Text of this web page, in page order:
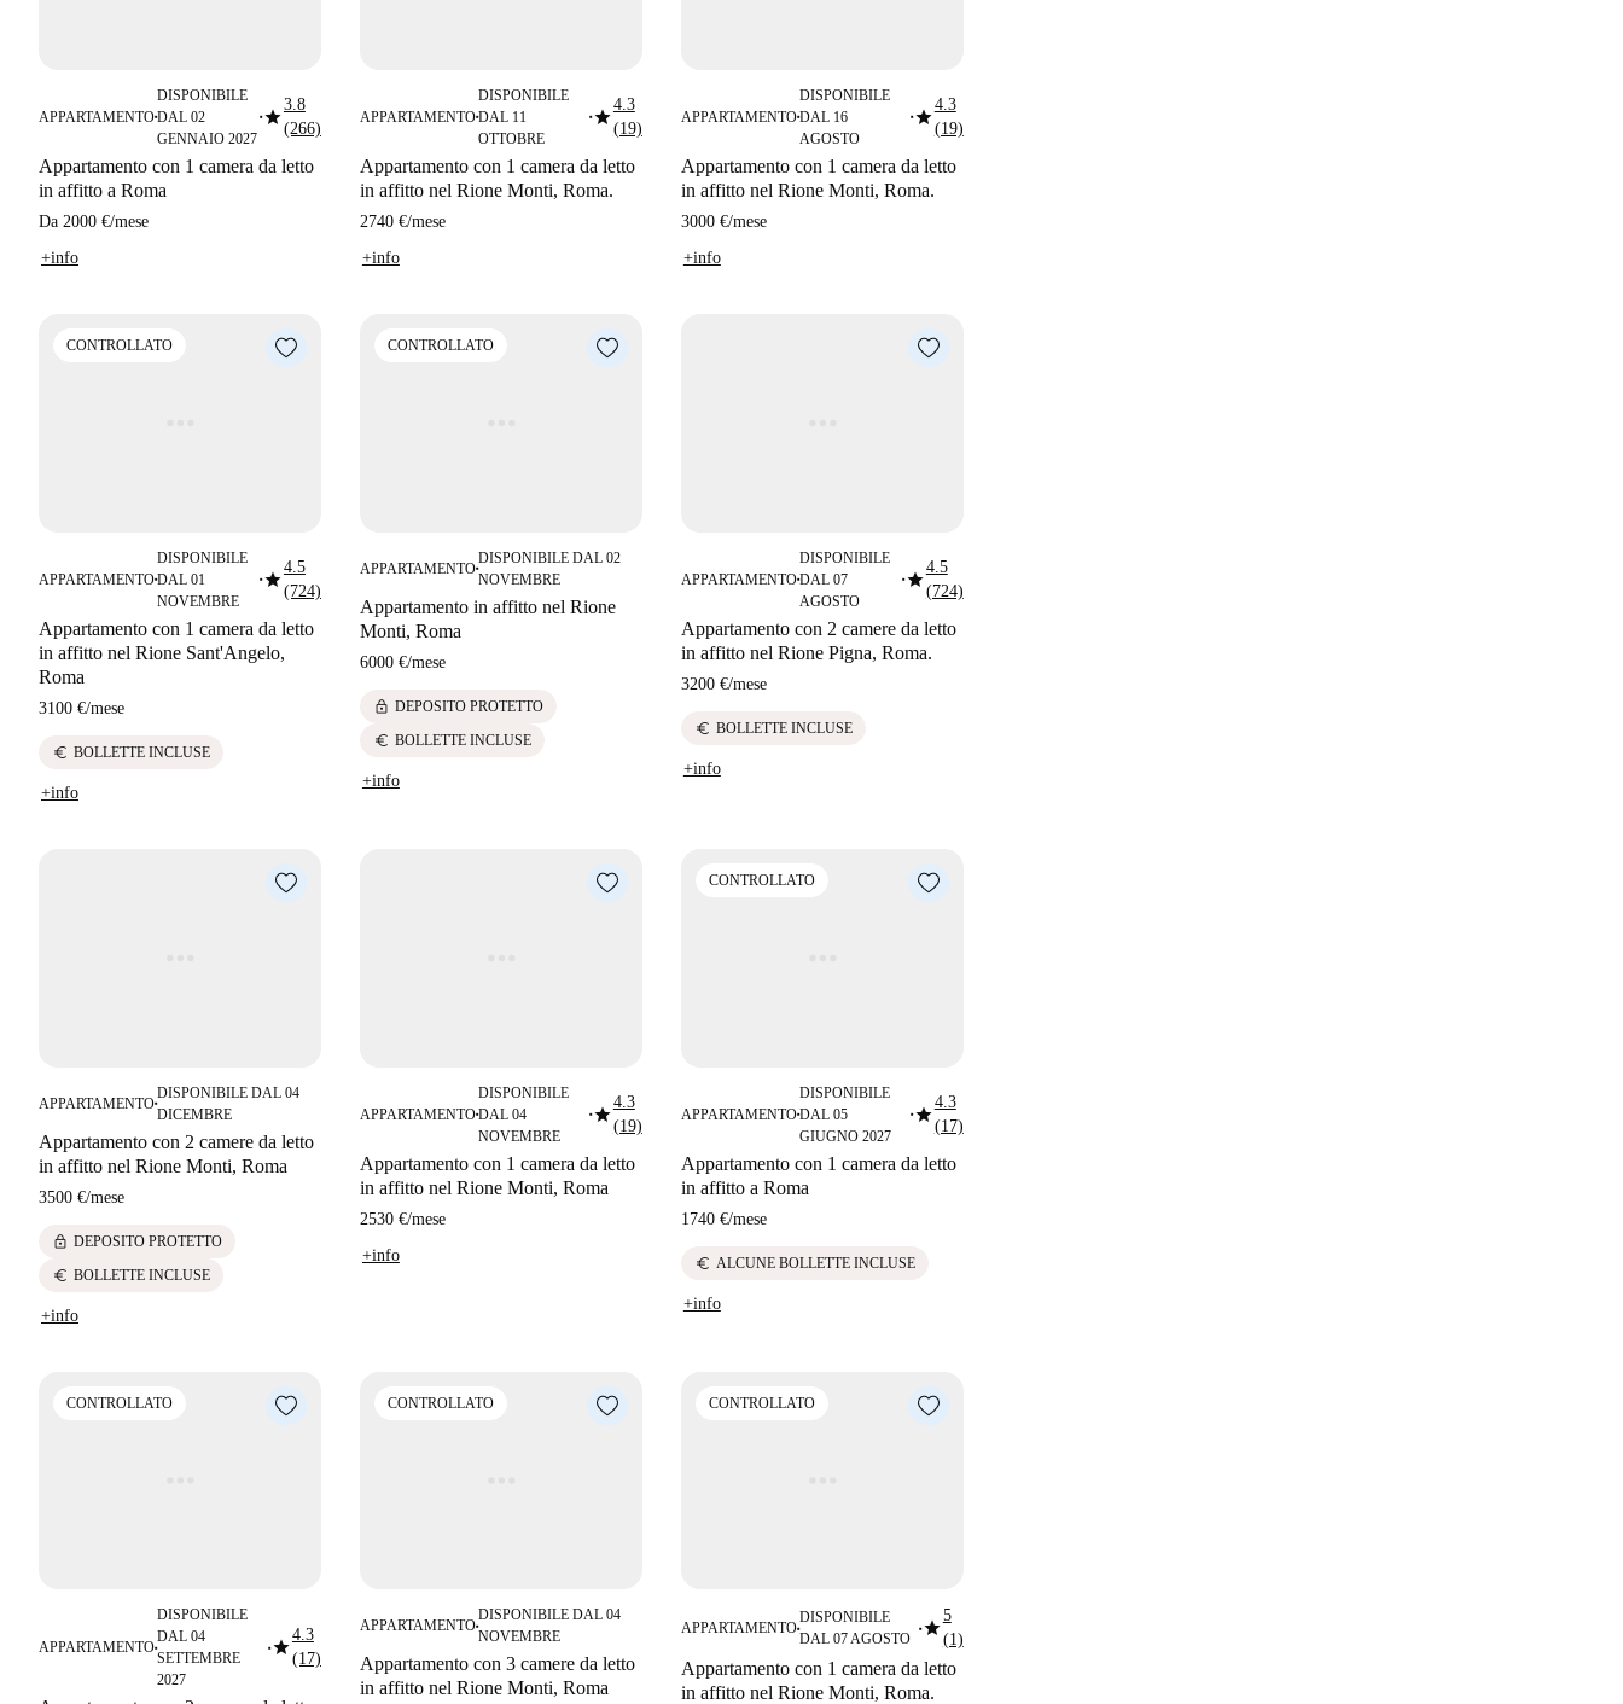
APPARTAMENTO■
DISPONIBILE
DAL 02
GENNAIO 2027
■star3.8
(266)
Appartamento con 1 camera da letto
in affitto a Roma
Da 2000 €/mese
+info
APPARTAMENTO■
DISPONIBILE
DAL 11
OTTOBRE
■star4.3
(19)
Appartamento con 1 camera da letto
in affitto nel Rione Monti, Roma.
2740 €/mese
+info
APPARTAMENTO■
DISPONIBILE
DAL 16
AGOSTO
■star4.3
(19)
Appartamento con 1 camera da letto
in affitto nel Rione Monti, Roma.
3000 €/mese
+info
CONTROLLATO
APPARTAMENTO■
DISPONIBILE
DAL 01
NOVEMBRE
■star4.5
(724)
Appartamento con 1 camera da letto
in affitto nel Rione Sant'Angelo,
Roma
3100 €/mese
euro BOLLETTE INCLUSE
+info
CONTROLLATO
APPARTAMENTO■
DISPONIBILE DAL 02
NOVEMBRE
Appartamento in affitto nel Rione
Monti, Roma
6000 €/mese
lock DEPOSITO PROTETTO
euro BOLLETTE INCLUSE
+info
APPARTAMENTO■
DISPONIBILE
DAL 07
AGOSTO
■star4.5
(724)
Appartamento con 2 camere da letto
in affitto nel Rione Pigna, Roma.
3200 €/mese
euro BOLLETTE INCLUSE
+info
APPARTAMENTO■
DISPONIBILE DAL 04
DICEMBRE
Appartamento con 2 camere da letto
in affitto nel Rione Monti, Roma
3500 €/mese
lock DEPOSITO PROTETTO
euro BOLLETTE INCLUSE
+info
APPARTAMENTO■
DISPONIBILE
DAL 04
NOVEMBRE
■star4.3
(19)
Appartamento con 1 camera da letto
in affitto nel Rione Monti, Roma
2530 €/mese
+info
CONTROLLATO
APPARTAMENTO■
DISPONIBILE
DAL 05
GIUGNO 2027
■star4.3
(17)
Appartamento con 1 camera da letto
in affitto a Roma
1740 €/mese
euro ALCUNE BOLLETTE INCLUSE
+info
CONTROLLATO
APPARTAMENTO■
DISPONIBILE
DAL 04
SETTEMBRE
2027
■star4.3
(17)
CONTROLLATO
APPARTAMENTO■
DISPONIBILE DAL 04
NOVEMBRE
Appartamento con 3 camere da letto
in affitto nel Rione Monti, Roma
CONTROLLATO
APPARTAMENTO■
DISPONIBILE
DAL 07 AGOSTO
■star5
(1)
Appartamento con 1 camera da letto
in affitto nel Rione Monti, Roma.